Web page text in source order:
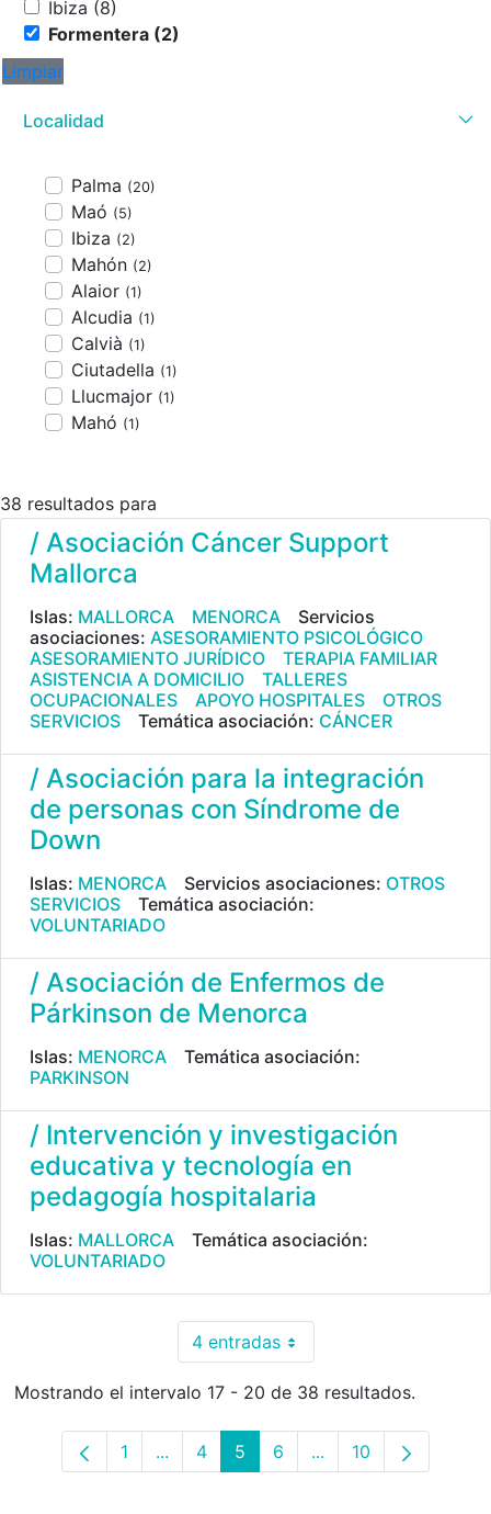
Ibiza (8)
Formentera (2)
Limpiar
Localidad
Palma (20)
Maó (5)
Ibiza (2)
Mahón (2)
Alaior (1)
Alcudia (1)
Calvià (1)
Ciutadella (1)
Llucmajor (1)
Mahó (1)
38 resultados para
/ Asociación Cáncer Support
Mallorca
Islas: MALLORCA MENORCA
Servicios
asociaciones: ASESORAMIENTO PSICOLÓGICO
ASESORAMIENTO JURÍDICO
TERAPIA FAMILIAR
ASISTENCIA A DOMICILIO
TALLERES
OCUPACIONALES
APOYO HOSPITALES
OTROS
SERVICIOS
Temática asociación: CÁNCER
/ Asociación para la integración
de personas con Síndrome de
Down
Islas: MENORCA Servicios asociaciones: OTROS
SERVICIOS
Temática asociación:
VOLUNTARIADO
/ Asociación de Enfermos de
Párkinson de Menorca
Islas: MENORCA
Temática asociación:
PARKINSON
/ Intervención y investigación
educativa y tecnología en
pedagogía hospitalaria
Islas: MALLORCA
Temática asociación:
VOLUNTARIADO
4 entradasPor página
Mostrando el intervalo 17 - 20 de 38 resultados.
Página
1 ...Páginas intermedias Use TAB para
Página
4 Página
5 Página
6 ...Páginas intermedias
Página
10